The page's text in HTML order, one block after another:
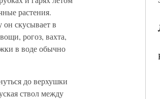
растения.
он скусывает в
рогоз, вахта,
в воде обычно
до верхушки
ствол между